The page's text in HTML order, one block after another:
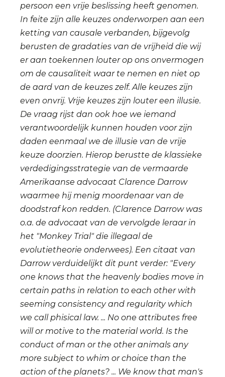
persoon een vrije beslissing heeft genomen.
In feite zijn alle keuzes onderworpen aan een
ketting van causale verbanden, bijgevolg
berusten de gradaties van de vrijheid die wij
er aan toekennen louter op ons onvermogen
om de causaliteit waar te nemen en niet op
de aard van de keuzes zelf. Alle keuzes zijn
even onvrij. Vrije keuzes zijn louter een illusie.
De vraag rijst dan ook hoe we iemand
verantwoordelijk kunnen houden voor zijn
daden eenmaal we de illusie van de vrije
keuze doorzien. Hierop berustte de klassieke
verdedigingsstrategie van de vermaarde
Amerikaanse advocaat Clarence Darrow
waarmee hij menig moordenaar van de
doodstraf kon redden. (Clarence Darrow was
o.a. de advocaat van de vervolgde leraar in
het "Monkey Trial" die illegaal de
evolutietheorie onderwees). Een citaat van
Darrow verduidelijkt dit punt verder: "Every
one knows that the heavenly bodies move in
certain paths in relation to each other with
seeming consistency and regularity which
we call phisical law. ... No one attributes free
will or motive to the material world. Is the
conduct of man or the other animals any
more subject to whim or choice than the
action of the planets? ... We know that man's